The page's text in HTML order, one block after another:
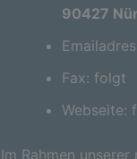
90427
Fax: folgt
Webseite:
Im Rahmen